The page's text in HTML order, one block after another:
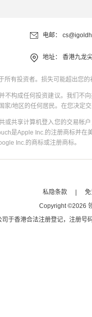
电邮：
地址： 香港九龙
所有投资者。损失可能超出您
不构成任何投资建议。我们不
家/地区的任何居民。在您决定
或共享计算机登入您的交易帐
是Apple Inc.的注册商标并
Inc.的商标或注册商标。
私隐条款 |
Copyright ©2026
司于香港合法注册登记，注册号